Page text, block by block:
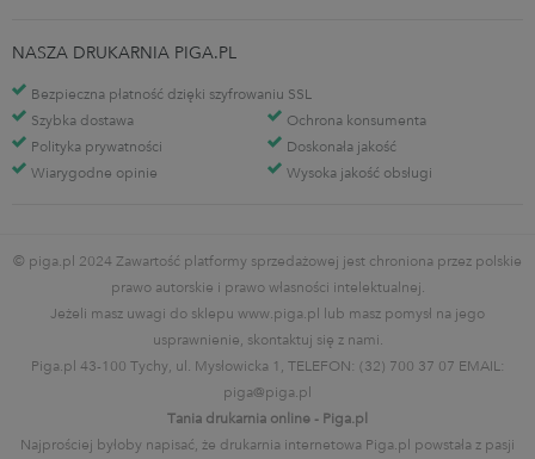
NASZA DRUKARNIA PIGA.PL
Bezpieczna płatność dzięki szyfrowaniu SSL
Szybka dostawa
Ochrona konsumenta
Polityka prywatności
Doskonała jakość
Wiarygodne opinie
Wysoka jakość obsługi
© piga.pl 2024 Zawartość platformy sprzedażowej jest chroniona przez polskie
prawo autorskie i prawo własności intelektualnej.
Jeżeli masz uwagi do sklepu www.piga.pl lub masz pomysł na jego
usprawnienie, skontaktuj się z nami.
Piga.pl 43-100 Tychy, ul. Mysłowicka 1, TELEFON: (32) 700 37 07 EMAIL:
piga@piga.pl
Tania drukarnia online - Piga.pl
Najprościej byłoby napisać, że drukarnia internetowa Piga.pl powstała z pasji